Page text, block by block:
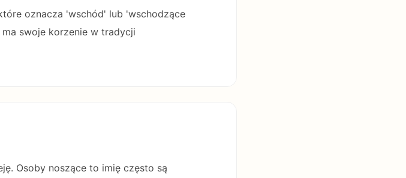
oznacza 'wschód' lub 'wschodzące
swoje korzenie w tradycji
Osoby noszące to imię często są